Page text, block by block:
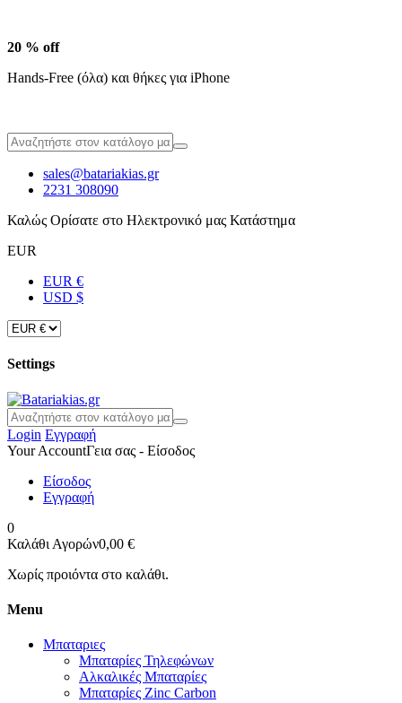
20 % off
Hands-Free (όλα) και θήκες για iPhone
sales@batariakias.gr
2231 308090
Καλώς Ορίσατε στο Ηλεκτρονικό μας Κατάστημα
EUR
EUR €
USD $
Settings
Login Εγγραφή
Your AccountΓεια σας - Είσοδος
Είσοδος
Εγγραφή
0
Καλάθι Αγορών0,00 €
Χωρίς προιόντα στο καλάθι.
Menu
Μπαταριες
Μπαταρίες Τηλεφώνων
Αλκαλικές Μπαταρίες
Μπαταρίες Zinc Carbon